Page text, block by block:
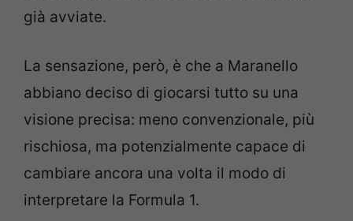
già avviate.
La sensazione, però, è che a Maranello
abbiano deciso di giocarsi tutto su una
visione precisa: meno convenzionale, più
rischiosa, ma potenzialmente capace di
cambiare ancora una volta il modo di
interpretare la Formula 1.